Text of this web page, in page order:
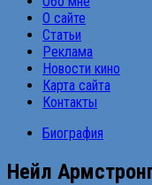
О сайте
Статьи
Реклама
Новости кино
Карта сайта
Контакты
Биография
Нейл